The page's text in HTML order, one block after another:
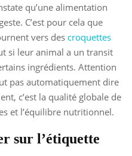
qu’une alimentation
C’est pour cela que
vers des croquettes
si leur animal a un transit
ingrédients. Attention
pas automatiquement dire
c’est la qualité globale de
et l’équilibre nutritionnel.
sur l’étiquette